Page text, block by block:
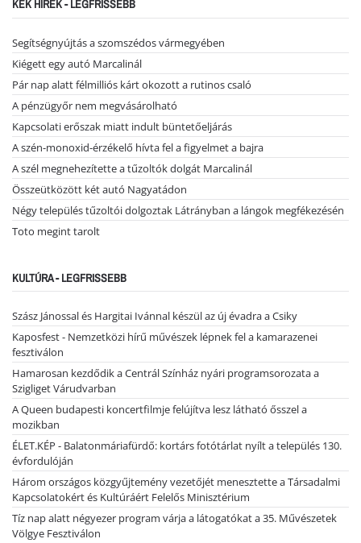
KÉK HÍREK - LEGFRISSEBB
Segítségnyújtás a szomszédos vármegyében
Kiégett egy autó Marcalinál
Pár nap alatt félmilliós kárt okozott a rutinos csaló
A pénzügyőr nem megvásárolható
Kapcsolati erőszak miatt indult büntetőeljárás
A szén-monoxid-érzékelő hívta fel a figyelmet a bajra
A szél megnehezítette a tűzoltók dolgát Marcalinál
Összeütközött két autó Nagyatádon
Négy település tűzoltói dolgoztak Látrányban a lángok megfékezésén
Toto megint tarolt
KULTÚRA - LEGFRISSEBB
Szász Jánossal és Hargitai Ivánnal készül az új évadra a Csiky
Kaposfest - Nemzetközi hírű művészek lépnek fel a kamarazenei
fesztiválon
Hamarosan kezdődik a Centrál Színház nyári programsorozata a
Szigliget Várudvarban
A Queen budapesti koncertfilmje felújítva lesz látható ősszel a
mozikban
ÉLET.KÉP - Balatonmáriafürdő: kortárs fotótárlat nyílt a település 130.
évfordulóján
Három országos közgyűjtemény vezetőjét menesztette a Társadalmi
Kapcsolatokért és Kultúráért Felelős Minisztérium
Tíz nap alatt négyezer program várja a látogatókat a 35. Művészetek
Völgye Fesztiválon